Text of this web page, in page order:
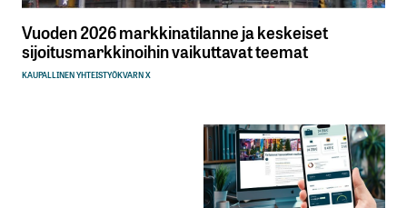
Vuoden 2026 markkinatilanne ja keskeiset
sijoitusmarkkinoihin vaikuttavat teemat
KAUPALLINEN YHTEISTYÖKVARN X